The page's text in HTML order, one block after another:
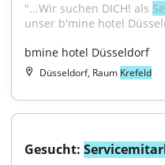
"...Wir suchen DICH! als
unser b'mine hotel
bmine hotel Düsseldorf
Düsseldorf, Raum Krefeld
Gesucht: